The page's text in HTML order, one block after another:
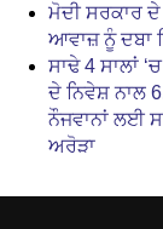
ਮੋਦੀ ਸਰਕਾਰ
ਆਵਾਜ਼ ਨੂੰ ਦਬਾ
ਸਾਢੇ 4 ਸਾਲਾਂ
ਦੇ ਨਿਵੇਸ਼ ਨਾਲ
ਨੌਜਵਾਨਾਂ ਲਈ
ਅਰੋੜਾ